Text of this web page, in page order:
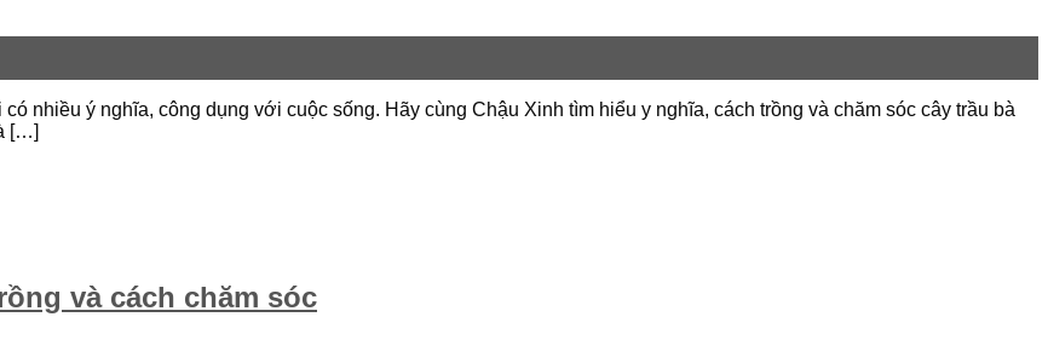
nhiều ý nghĩa, công dụng với cuộc sống. Hãy cùng Chậu Xinh tìm hiểu y nghĩa, cách trồng và chăm sóc cây trầu bà
[…]
và cách chăm sóc